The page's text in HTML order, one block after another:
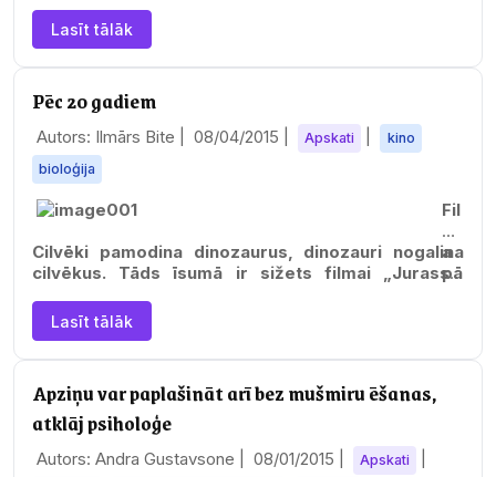
Lasīt tālāk
Pēc 20 gadiem
Autors: Ilmārs Bite | 08/04/2015 Apskati
kino
bioloģija
Fil
m
a
pā
vi
Cilvēki pamodina dinozaurus, dinozauri nogalina
cilvēkus. Tāds īsumā ir sižets filmai „Jurassic
Lasīt tālāk
Apziņu var paplašināt arī bez mušmiru ēšanas,
atklāj psiholoģe
Autors: Andra Gustavsone | 08/01/2015 Apskati